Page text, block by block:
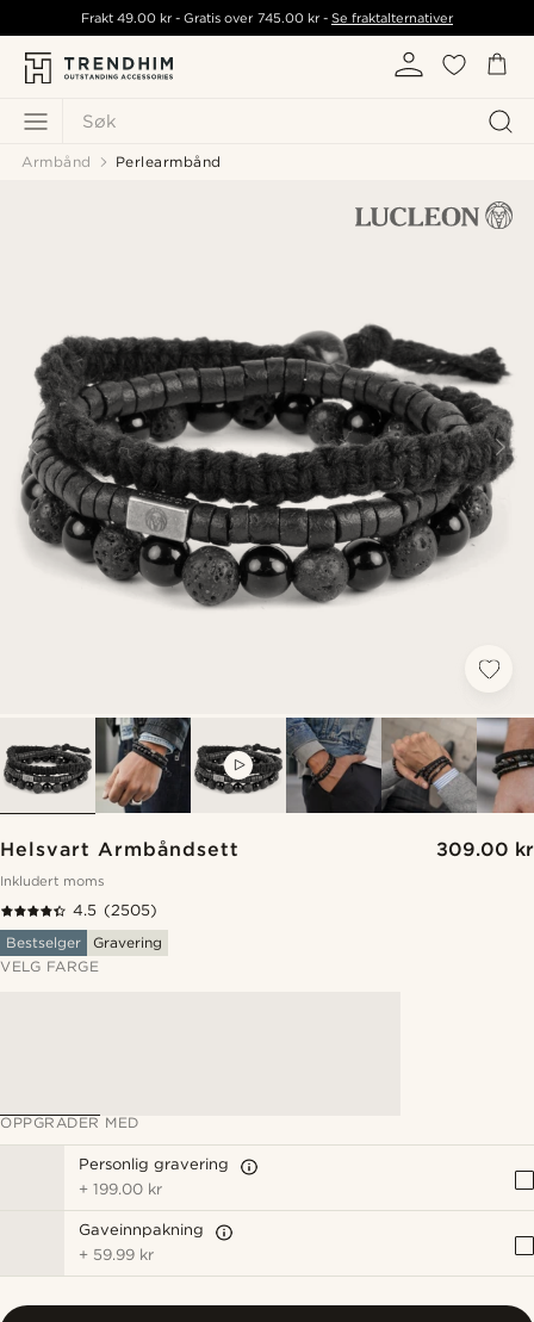
Søk
Frakt49.00 kr - Gratis over 745.00 kr- Se fraktalternativer
Armbånd Perlearmbånd
Helsvart Armbåndsett 309.00 kr
Inkludert moms
4.5 (2505)
Bestselger
Gravering
VELG FARGE
OPPGRADER MED
Personlig gravering
+199.00 kr
Gaveinnpakning
+ 59.99 kr